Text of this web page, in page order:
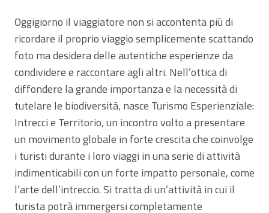
Oggigiorno il viaggiatore non si accontenta più di
ricordare il proprio viaggio semplicemente scattando
foto ma desidera delle autentiche esperienze da
condividere e raccontare agli altri. Nell’ottica di
diffondere la grande importanza e la necessità di
tutelare le biodiversità, nasce Turismo Esperienziale:
Intrecci e Territorio, un incontro volto a presentare
un movimento globale in forte crescita che coinvolge
i turisti durante i loro viaggi in una serie di attività
indimenticabili con un forte impatto personale, come
l’arte dell’intreccio. Si tratta di un’attività in cui il
turista potrà immergersi completamente